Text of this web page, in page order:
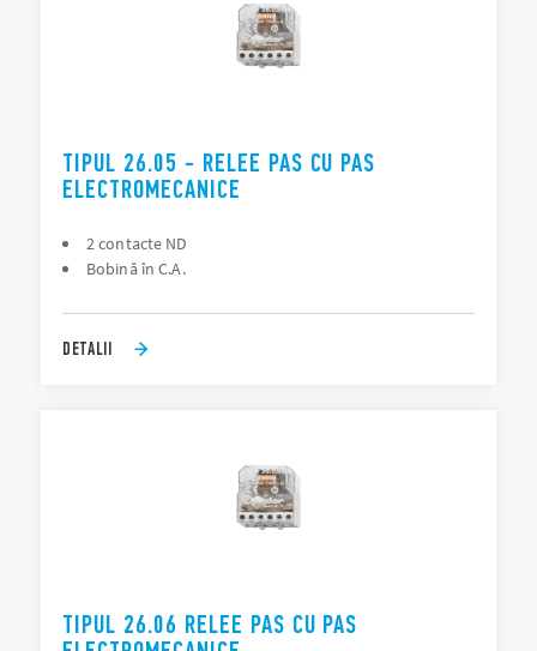
TIPUL 26.05 - RELEE PAS CU PAS
ELECTROMECANICE
2 contacte ND
Bobină în C.A.
DETALII
TIPUL 26.06 RELEE PAS CU PAS